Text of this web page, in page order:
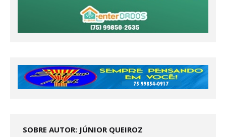
SOBRE AUTOR: JÚNIOR QUEIROZ